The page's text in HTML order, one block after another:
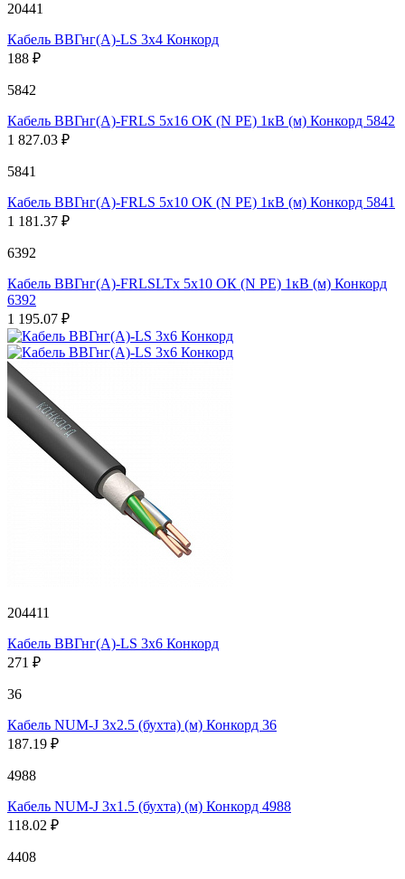
20441
Кабель ВВГнг(А)-LS 3х4 Конкорд
188 ₽
5842
Кабель ВВГнг(А)-FRLS 5х16 ОК (N PE) 1кВ (м) Конкорд 5842
1 827.03 ₽
5841
Кабель ВВГнг(А)-FRLS 5х10 ОК (N PE) 1кВ (м) Конкорд 5841
1 181.37 ₽
6392
Кабель ВВГнг(А)-FRLSLTx 5х10 ОК (N PE) 1кВ (м) Конкорд
6392
1 195.07 ₽
204411
Кабель ВВГнг(А)-LS 3х6 Конкорд
271 ₽
36
Кабель NUM-J 3х2.5 (бухта) (м) Конкорд 36
187.19 ₽
4988
Кабель NUM-J 3х1.5 (бухта) (м) Конкорд 4988
118.02 ₽
4408